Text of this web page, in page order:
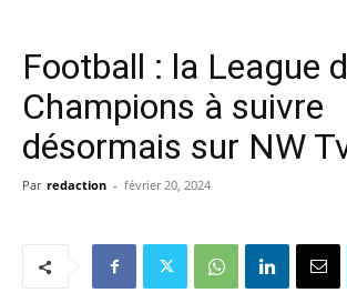
Football : la League
Champions à suivre
désormais sur NW
Par redaction - février 20, 2024